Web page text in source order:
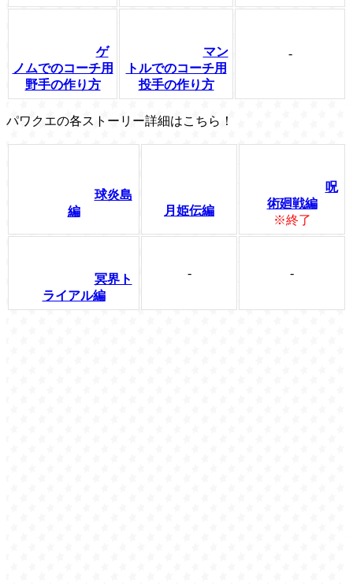
ゲ
ノムでのコーチ用
野手の作り方
マン
トルでのコーチ用
投手の作り方
-
パワクエの各ストーリー詳細はこちら！
球炎島
編
月姫伝編
呪
術廻戦編
※終了
冥界ト
ライアル編
- -